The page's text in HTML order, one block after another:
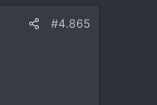
#4.865